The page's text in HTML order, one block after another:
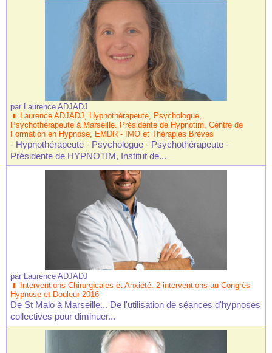
par Laurence ADJADJ
Laurence ADJADJ, Hypnothérapeute, Psychologue,
Psychothérapeute à Marseille. Présidente de Hypnotim, Centre de
Formation en Hypnose, EMDR - IMO et Thérapies Brèves
- Hypnothérapeute - Psychologue - Psychothérapeute -
Présidente de HYPNOTIM, Institut de...
par Laurence ADJADJ
Interventions Chirurgicales et Anxiété. 2 interventions au Congrès
Hypnose et Douleur 2016
De St Malo à Marseille... De l'utilisation de séances d'hypnoses
collectives pour diminuer...